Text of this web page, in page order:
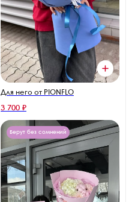
Для него от PIONFLO
3 700 ₽
Берут без сомнений